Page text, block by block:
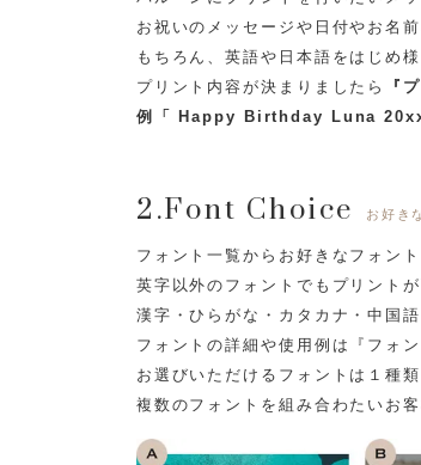
お祝いのメッセージや日付やお名
もちろん、英語や日本語をはじめ
プリント内容が決まりましたら
『
例「 Happy Birthday Luna
2.Font Choice お好き
フォント一覧からお好きなフォン
英字以外のフォントでもプリントが
漢字・ひらがな・カタカナ・中国
フォントの詳細や使用例は『フォ
お選びいただけるフォントは１種類
複数のフォントを組み合わたいお